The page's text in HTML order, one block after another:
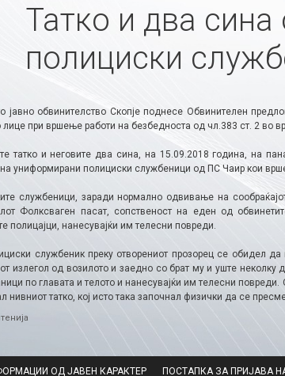
Татко и два
полициски
јавно обвинителство Скопје поднесе Обвинителен
при вршење работи на безбедноста од чл.383 ст. 2 во
татко и неговите два сина, на 15.09.2018 година, на
униформирани полициски службеници од ПС Чаир кои
службеници, заради нормално одвивање на
Фолксваген пасат, сопственост на еден од
полицајци, нанесувајќи им телесни повреди.
службеник преку отворениот прозорец се обидел
излегол од возилото и заедно со брат му и уште
по главата и телото и нанесувајќи им телесни
нивниот татко, кој исто така започнал физички да се
ОД ЈАВЕН КАРАКТЕР ПОСТАПКА ЗА ПРИЈАВА